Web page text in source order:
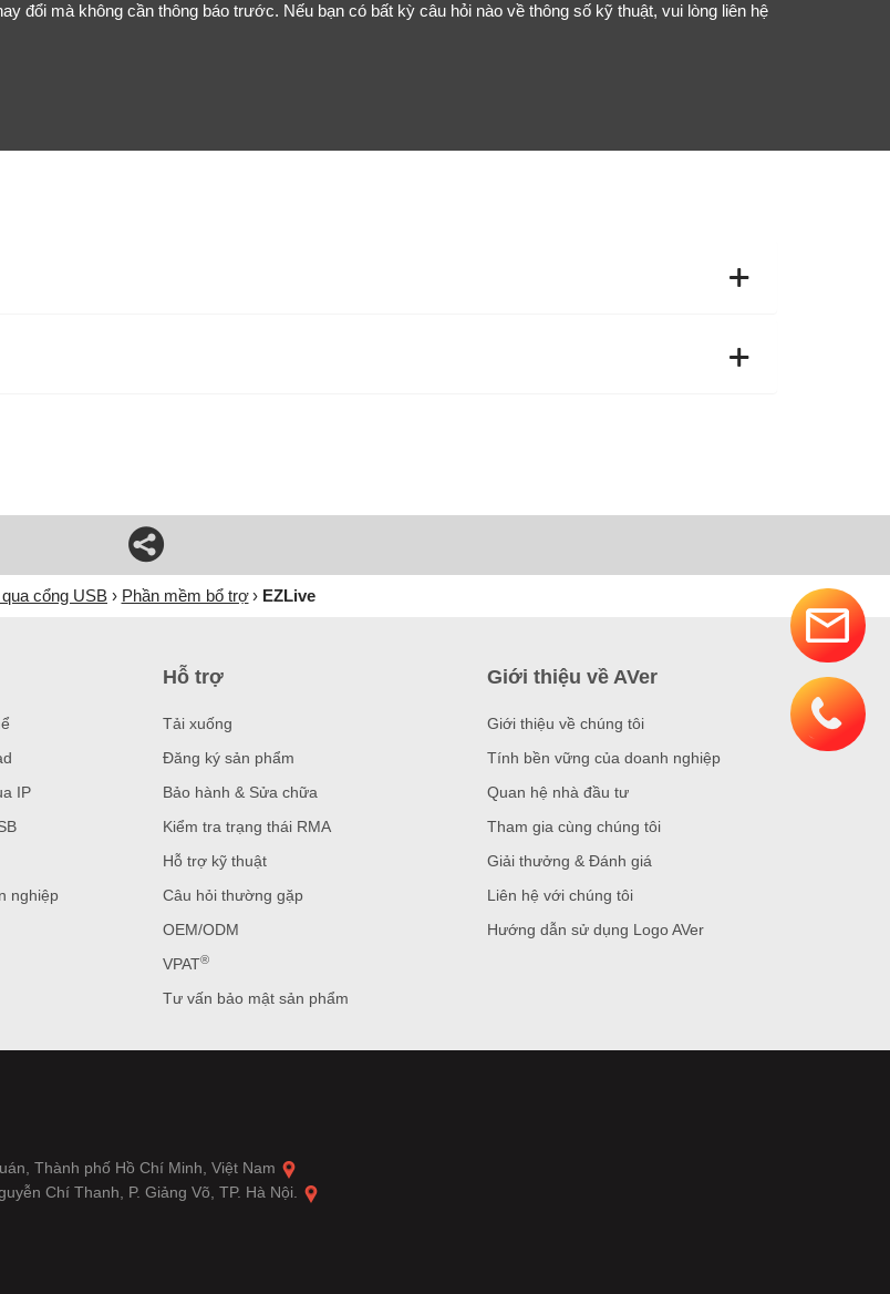
đổi mà không cần thông báo trước. Nếu bạn có bất kỳ câu hỏi nào về thông số kỹ thuật, vui lòng liên hệ
cổng USB Phần mềm bổ trợ EZLive
IP
nghiệp
Hỗ trợ
Tải xuống
Đăng ký sản phẩm
Bảo hành & Sửa chữa
Kiểm tra trạng thái RMA
Hỗ trợ kỹ thuật
Câu hỏi thường gặp
OEM/ODM
VPAT®
Tư vấn bảo mật sản phẩm
Giới thiệu về AVer
Giới thiệu về chúng tôi
Tính bền vững của doanh nghiệp
Quan hệ nhà đầu tư
Tham gia cùng chúng tôi
Giải thưởng & Đánh giá
Liên hệ với chúng tôi
Hướng dẫn sử dụng Logo AVer
Thành phố Hồ Chí Minh, Việt Nam
Chí Thanh, P. Giảng Võ, TP. Hà Nội.